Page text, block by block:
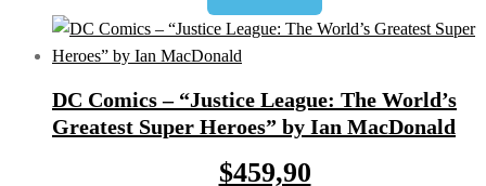
DC Comics – “Justice League: The World’s
Greatest Super Heroes” by Ian MacDonald
$459,90